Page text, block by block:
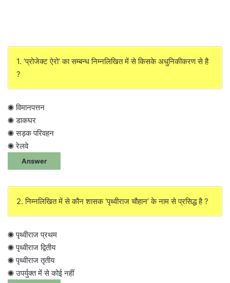
1. ‘प्रोजेक्ट ऐरो’ का सम्बन्ध निम्नलिखित में से किसके अधुनिकीकरण से है
?
◉ विमानपत्तन
◉ डाकघर
◉ सड़क परिवहन
◉ रेलवे
Answer
2. निम्नलिखित में से कौन शासक ‘पृथ्वीराज चौहान’ के नाम से प्रसिद्ध है ?
◉ पृथ्वीराज प्रथम
◉ पृथ्वीराज द्वितीय
◉ पृथ्वीराज तृतीय
◉ उपर्युक्त में से कोई नहीं